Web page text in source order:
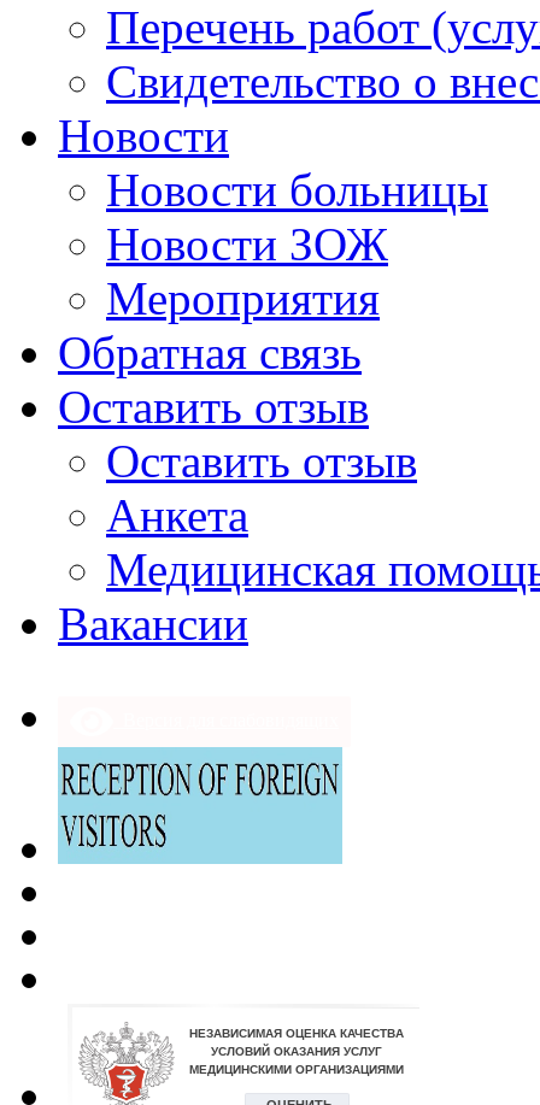
Перечень работ
Свидетельство о
Новости
Новости больницы
Новости ЗОЖ
Мероприятия
Обратная связь
Оставить отзыв
Оставить отзыв
Анкета
Медицинская
Вакансии